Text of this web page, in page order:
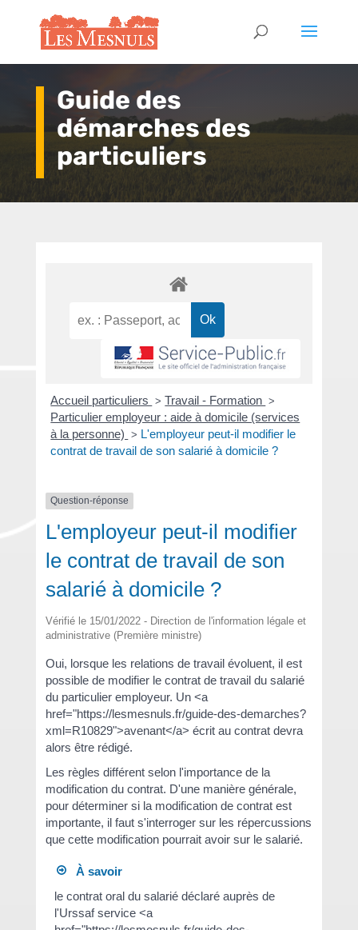
Guide des
démarches des
particuliers
Accueil particuliers > Travail - Formation >
Particulier employeur : aide à domicile (services
à la personne) > L'employeur peut-il modifier le
contrat de travail de son salarié à domicile ?
Question-réponse
L'employeur peut-il modifier
le contrat de travail de son
salarié à domicile ?
Vérifié le 15/01/2022 - Direction de l'information légale et
administrative (Première ministre)
Oui, lorsque les relations de travail évoluent, il est
possible de modifier le contrat de travail du salarié
du particulier employeur. Un <a
href="https://lesmesnuls.fr/guide-des-demarches?
xml=R10829">avenant</a> écrit au contrat devra
alors être rédigé.
Les règles différent selon l'importance de la
modification du contrat. D'une manière générale,
pour déterminer si la modification de contrat est
importante, il faut s'interroger sur les répercussions
que cette modification pourrait avoir sur le salarié.
À savoir
le contrat oral du salarié déclaré auprès de
l'Urssaf service <a